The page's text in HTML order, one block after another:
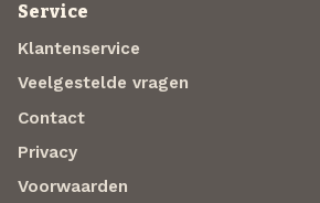
Service
Klantenservice
Veelgestelde vragen
Contact
Privacy
Voorwaarden